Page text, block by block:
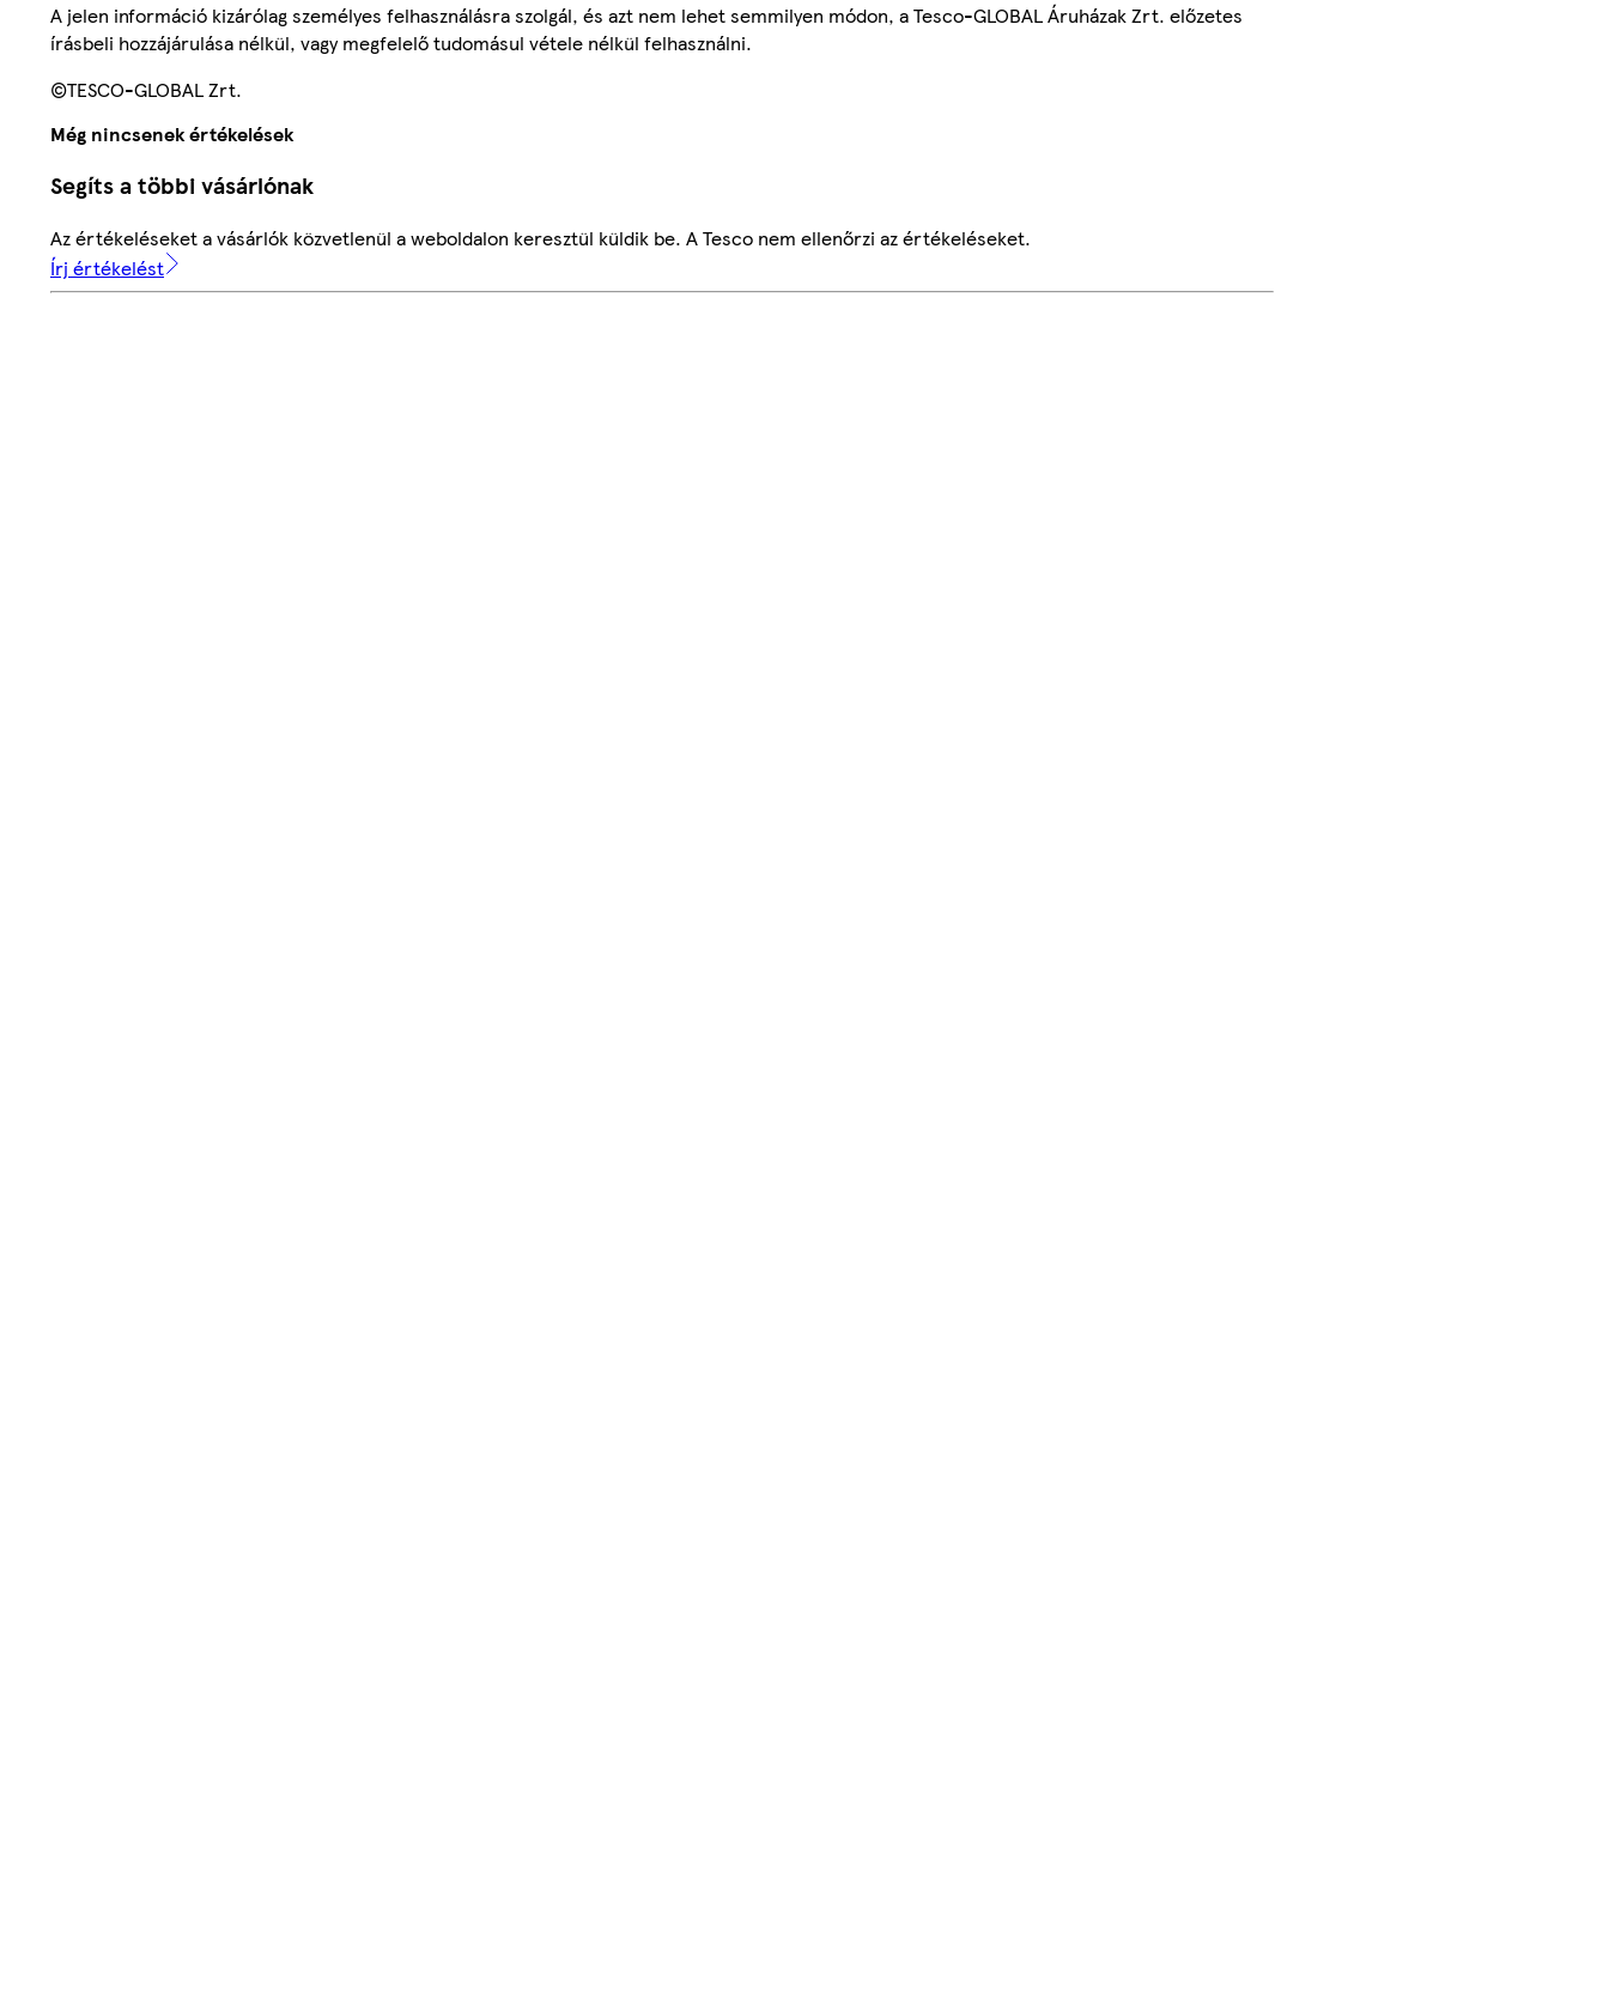
A jelen információ kizárólag személyes felhasználásra szolgál, és azt nem lehet semmilyen módon, a Tesco-GLOBAL Áruházak Zrt. előzetes
írásbeli hozzájárulása nélkül, vagy megfelelő tudomásul vétele nélkül felhasználni.
©TESCO-GLOBAL Zrt.
Még nincsenek értékelések
Segíts a többi vásárlónak
Az értékeléseket a vásárlók közvetlenül a weboldalon keresztül küldik be. A Tesco nem ellenőrzi az értékeléseket.
Írj értékelést